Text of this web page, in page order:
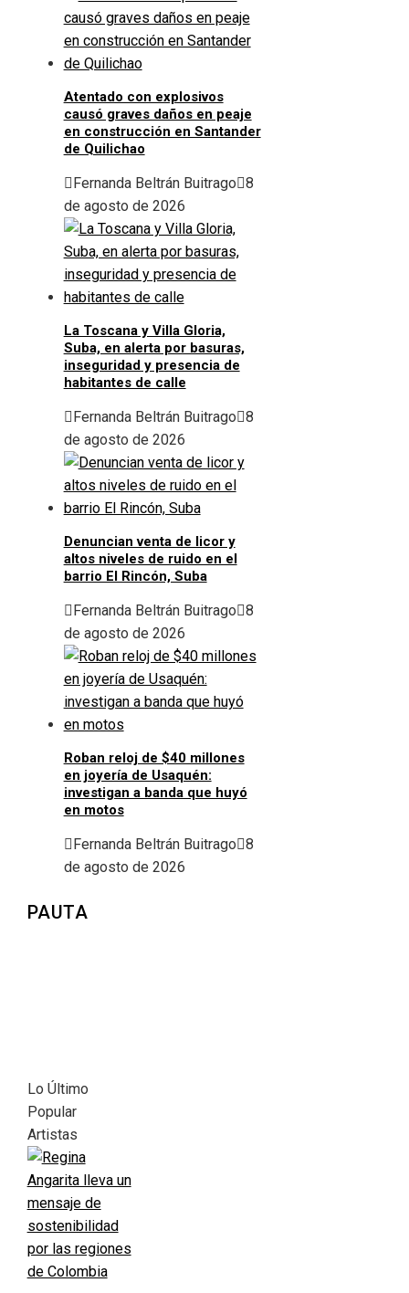
Atentado con explosivos
causó graves daños en peaje
en construcción en Santander
de Quilichao
Fernanda Beltrán Buitrago 8
de agosto de 2026
La Toscana y Villa Gloria,
Suba, en alerta por basuras,
inseguridad y presencia de
habitantes de calle
Fernanda Beltrán Buitrago 8
de agosto de 2026
Denuncian venta de licor y
altos niveles de ruido en el
barrio El Rincón, Suba
Fernanda Beltrán Buitrago 8
de agosto de 2026
Roban reloj de $40 millones
en joyería de Usaquén:
investigan a banda que huyó
en motos
Fernanda Beltrán Buitrago 8
de agosto de 2026
PAUTA
Lo Último
Popular
Artistas